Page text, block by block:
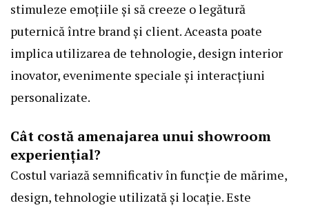
stimuleze emoțiile și să creeze o legătură
puternică între brand și client. Aceasta poate
implica utilizarea de tehnologie, design interior
inovator, evenimente speciale și interacțiuni
personalizate.
Cât costă amenajarea unui showroom
experiențial?
Costul variază semnificativ în funcție de mărime,
design, tehnologie utilizată și locație. Este